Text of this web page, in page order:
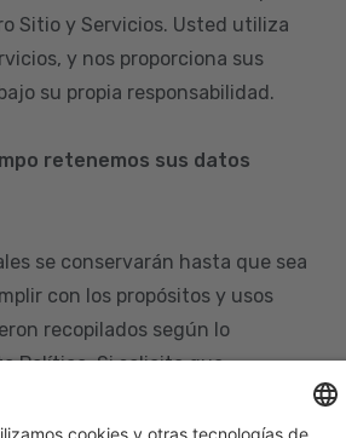
Sitio y Servicios. Usted utiliza
y nos proporciona sus
su propia responsabilidad.
retenemos sus datos
se conservarán hasta que sea
con los propósitos y usos
recopilados según lo
Política. Si solicita que
personales de nuestras bases
cuenta que igualmente